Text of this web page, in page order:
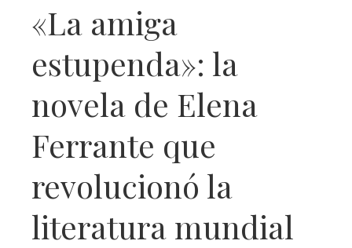
«La amiga
estupenda»: la
novela de Elena
Ferrante que
revolucionó la
literatura mundial